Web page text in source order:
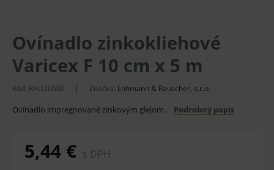
Ovínadlo zinkokliehové
Varicex F 10 cm x 5 m
Kód: RAU20600 Značka: Lohmann & Rauscher, s.r.o.
Ovínadlo impregnované zinkovým glejom. Podrobný popis
5,44 € s DPH